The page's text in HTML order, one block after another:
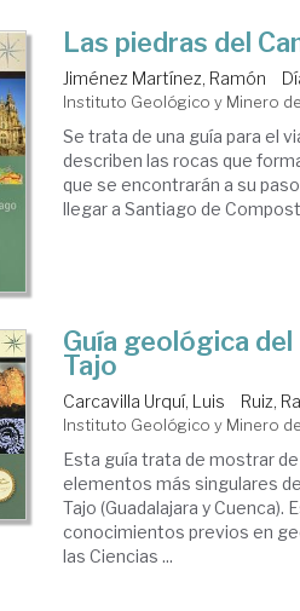
Las piedras del
Jiménez Martínez, Ramón
Instituto Geológico y Minero
Se trata de una guía para el
describen las rocas que
que se encontrarán a su
llegar a Santiago de
Guía geológica
Tajo
Carcavilla Urquí, Luis Ruiz,
Instituto Geológico y Minero de
Esta guía trata de mostrar
elementos más singulares
Tajo (Guadalajara y Cuenca).
conocimientos previos en
las Ciencias ...